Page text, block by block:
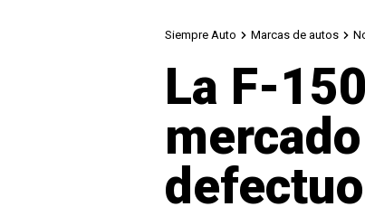
Siempre Auto Marcas de autos
La F-